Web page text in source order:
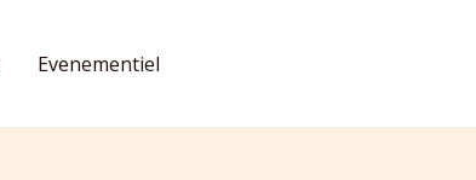
Evenementiel